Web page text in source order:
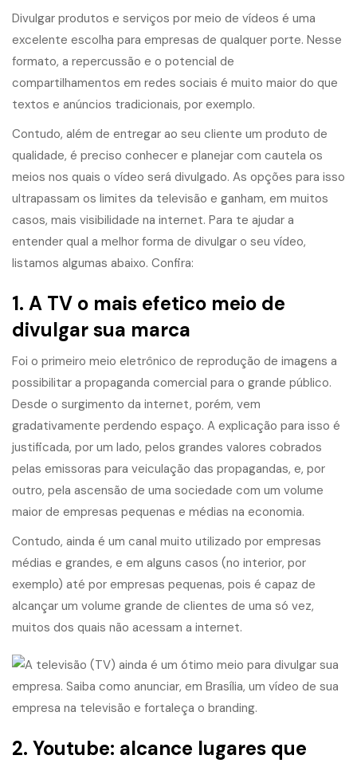
Divulgar produtos e serviços por meio de vídeos é uma
excelente escolha para empresas de qualquer porte. Nesse
formato, a repercussão e o potencial de
compartilhamentos em redes sociais é muito maior do que
textos e anúncios tradicionais, por exemplo.
Contudo, além de entregar ao seu cliente um produto de
qualidade, é preciso conhecer e planejar com cautela os
meios nos quais o vídeo será divulgado. As opções para isso
ultrapassam os limites da televisão e ganham, em muitos
casos, mais visibilidade na internet. Para te ajudar a
entender qual a melhor forma de divulgar o seu vídeo,
listamos algumas abaixo. Confira:
1. A TV o mais efetico meio de
divulgar sua marca
Foi o primeiro meio eletrônico de reprodução de imagens a
possibilitar a propaganda comercial para o grande público.
Desde o surgimento da internet, porém, vem
gradativamente perdendo espaço. A explicação para isso é
justificada, por um lado, pelos grandes valores cobrados
pelas emissoras para veiculação das propagandas, e, por
outro, pela ascensão de uma sociedade com um volume
maior de empresas pequenas e médias na economia.
Contudo, ainda é um canal muito utilizado por empresas
médias e grandes, e em alguns casos (no interior, por
exemplo) até por empresas pequenas, pois é capaz de
alcançar um volume grande de clientes de uma só vez,
muitos dos quais não acessam a internet.
2. Youtube: alcance lugares que